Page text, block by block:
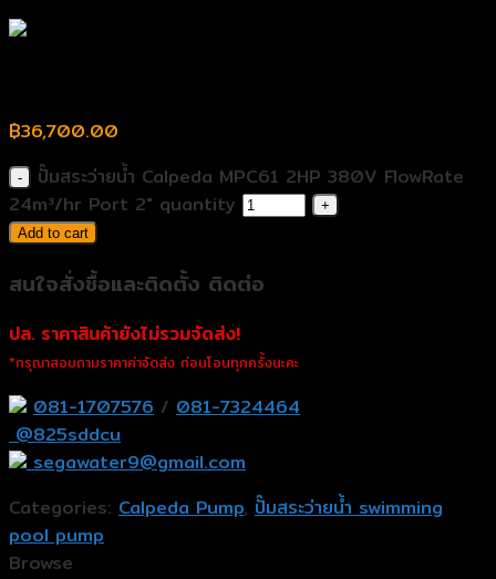
฿36,700.00
ปั๊มสระว่ายน้ำ Calpeda MPC61 2HP 380V FlowRate
24m³/hr Port 2" quantity
Add to cart
สนใจสั่งซื้อและติดตั้ง ติดต่อ
ปล. ราคาสินค้ายังไม่รวมจัดส่ง!
*กรุณาสอบถามราคาค่าจัดส่ง ก่อนโอนทุกครั้งนะคะ
081-1707576 / 081-7324464
@825sddcu
segawater9@gmail.com
Categories: Calpeda Pump, ปั๊มสระว่ายน้ำ swimming
pool pump
Browse